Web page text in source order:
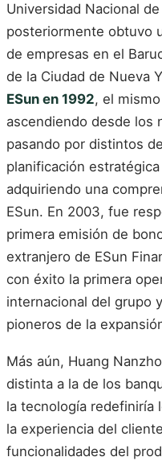
Universidad Nacional
posteriormente obtuvo
de empresas en el
de la Ciudad de Nueva
ESun en 1992, el
ascendiendo desde los
pasando por distintos
planificación
adquiriendo una
ESun. En 2003, fue
primera emisión de
extranjero de ESun
con éxito la primera
internacional del grupo
pioneros de la
Más aún, Huang
distinta a la de los
la tecnología redefiniría
la experiencia del
funcionalidades del